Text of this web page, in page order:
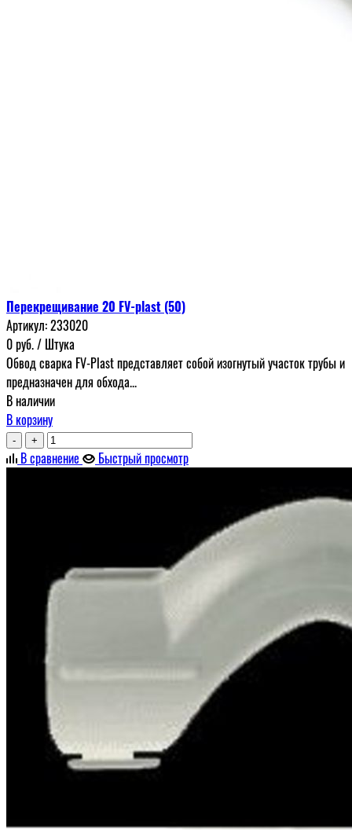
Перекрещивание 20 FV-plast (50)
Артикул:233020
0руб./ Штука
Обвод сварка FV-Plast представляет собой изогнутый участок трубы и
предназначен для обхода...
В наличии
В корзину
- +
В сравнение Быстрый просмотр